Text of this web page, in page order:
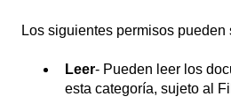
Los siguientes permisos pueden
Leer- Pueden leer los
esta categoría, sujeto al